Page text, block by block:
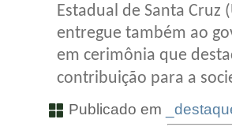
Estadual de Santa Cruz
entregue também ao
em cerimônia que
contribuição para a
Publicado em